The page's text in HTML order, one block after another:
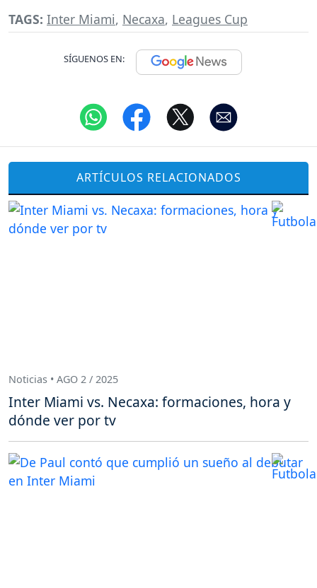
TAGS: Inter Miami, Necaxa, Leagues Cup
SÍGUENOS EN:
ARTÍCULOS RELACIONADOS
Noticias • AGO 2 / 2025
Inter Miami vs. Necaxa: formaciones, hora y
dónde ver por tv